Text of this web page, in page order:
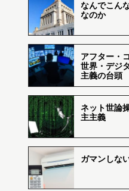
なんでこん
なのか
アフター・
世界・デジ
主義の台頭
ネット世論
主主義
ガマンしな